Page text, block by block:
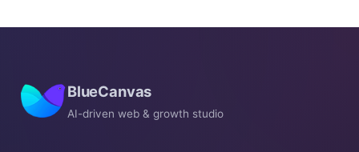
BlueCanvas
AI-driven web & growth studio